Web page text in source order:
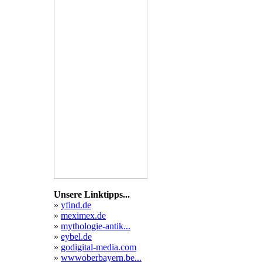
Unsere Linktipps...
» yfind.de
» meximex.de
» mythologie-antik...
» eybel.de
» godigital-media.com
» wwwoberbayern.be...